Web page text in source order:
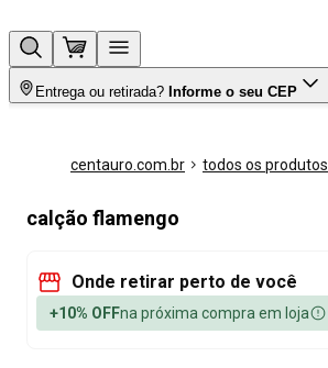
Entrega ou retirada? Informe o seu CEP
centauro.com.br todos os produtos
calção flamengo
Onde retirar perto de você
+10% OFFna próxima compra em loja